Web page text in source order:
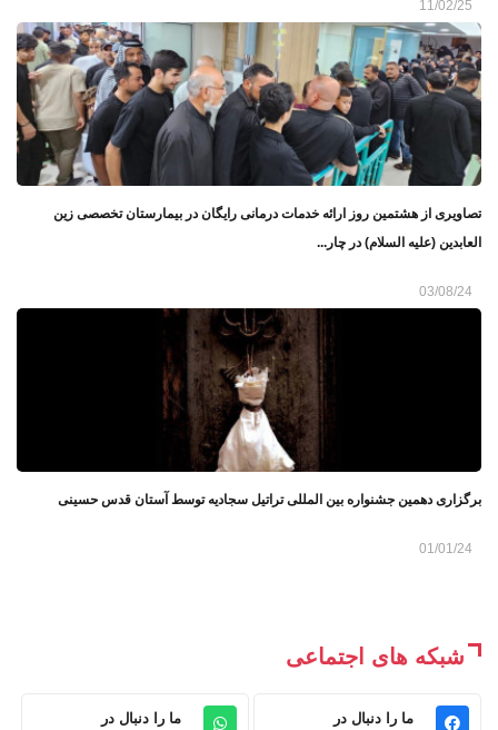
11/02/25
تصاويرى از هشتمين روز ارائه خدمات درمانی رایگان در بیمارستان تخصصی زين
العابدين (عليه السلام) در چار...
03/08/24
برگزاری دهمین جشنواره بین المللی تراتیل سجادیه توسط آستان قدس حسینی
01/01/24
شبکه های اجتماعی
ما را دنبال در
ما را دنبال در